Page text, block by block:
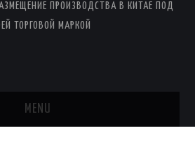
ПРОИЗВОДСТВА В КИТАЕ ПОД
ТОРГОВОЙ МАРКОЙ
MENU